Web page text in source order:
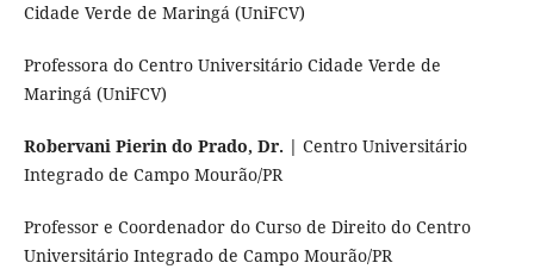
Cidade Verde de Maringá (UniFCV)
Professora do Centro Universitário Cidade Verde de
Maringá (UniFCV)
Robervani Pierin do Prado, Dr. | Centro Universitário
Integrado de Campo Mourão/PR
Professor e Coordenador do Curso de Direito do Centro
Universitário Integrado de Campo Mourão/PR